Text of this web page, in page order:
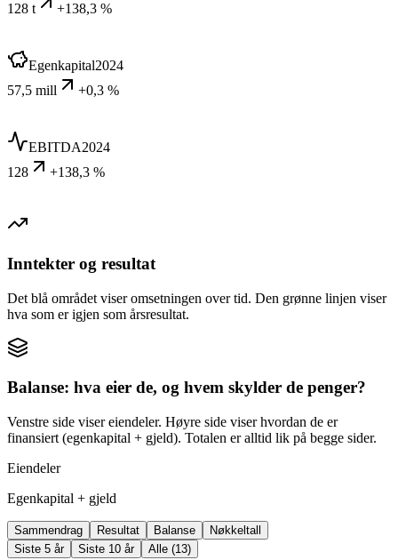
128 t
+138,3 %
Egenkapital2024
57,5 mill
+0,3 %
EBITDA2024
128
+138,3 %
Inntekter og resultat
Det blå området viser omsetningen over tid. Den grønne linjen viser
hva som er igjen som årsresultat.
Balanse: hva eier de, og hvem skylder de penger?
Venstre side viser eiendeler. Høyre side viser hvordan de er
finansiert (egenkapital + gjeld). Totalen er alltid lik på begge sider.
Eiendeler
Egenkapital + gjeld
Sammendrag Resultat Balanse
Nøkkeltall
Siste 5 år
Siste 10 år Alle (13)